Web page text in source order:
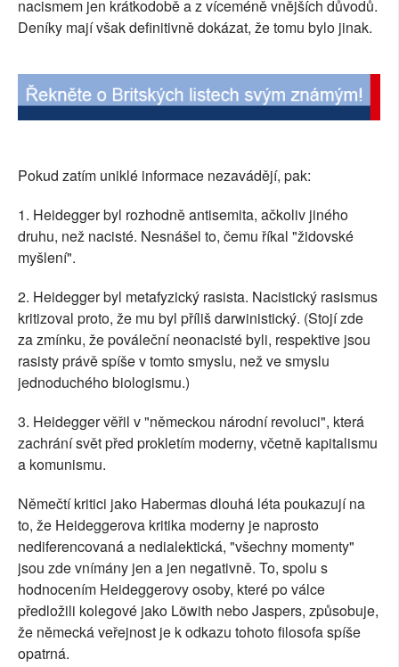
nacismem jen krátkodobě a z víceméně vnějších důvodů.
Deníky mají však definitivně dokázat, že tomu bylo jinak.
Pokud zatím uniklé informace nezavádějí, pak:
1. Heidegger byl rozhodně antisemita, ačkoliv jiného
druhu, než nacisté. Nesnášel to, čemu říkal "židovské
myšlení".
2. Heidegger byl metafyzický rasista. Nacistický rasismus
kritizoval proto, že mu byl příliš darwinistický. (Stojí zde
za zmínku, že pováleční neonacisté byli, respektive jsou
rasisty právě spíše v tomto smyslu, než ve smyslu
jednoduchého biologismu.)
3. Heidegger věřil v "německou národní revoluci", která
zachrání svět před prokletím moderny, včetně kapitalismu
a komunismu.
Němečtí kritici jako Habermas dlouhá léta poukazují na
to, že Heideggerova kritika moderny je naprosto
nediferencovaná a nedialektická, "všechny momenty"
jsou zde vnímány jen a jen negativně. To, spolu s
hodnocením Heideggerovy osoby, které po válce
předložili kolegové jako Löwith nebo Jaspers, způsobuje,
že německá veřejnost je k odkazu tohoto filosofa spíše
opatrná.